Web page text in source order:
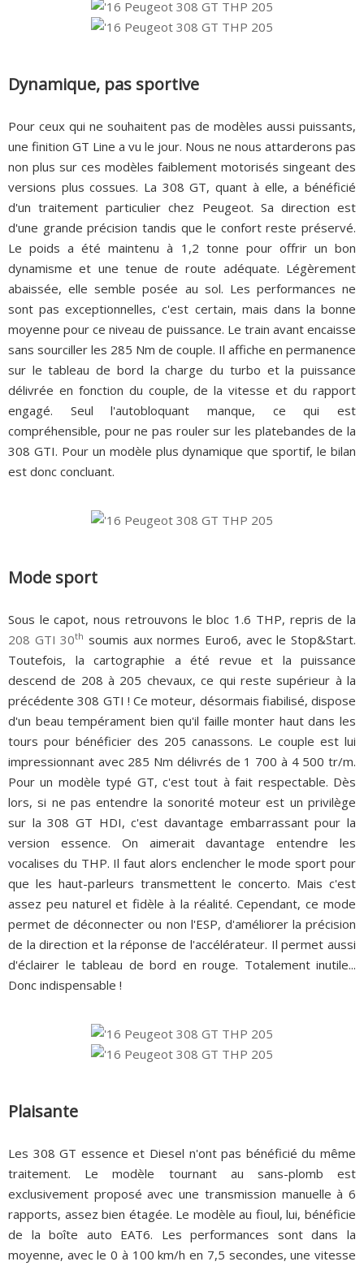
Dynamique, pas sportive
Pour ceux qui ne souhaitent pas de modèles aussi puissants,
une finition GT Line a vu le jour. Nous ne nous attarderons pas
non plus sur ces modèles faiblement motorisés singeant des
versions plus cossues. La 308 GT, quant à elle, a bénéficié
d'un traitement particulier chez Peugeot. Sa direction est
d'une grande précision tandis que le confort reste préservé.
Le poids a été maintenu à 1,2 tonne pour offrir un bon
dynamisme et une tenue de route adéquate. Légèrement
abaissée, elle semble posée au sol. Les performances ne
sont pas exceptionnelles, c'est certain, mais dans la bonne
moyenne pour ce niveau de puissance. Le train avant encaisse
sans sourciller les 285 Nm de couple. Il affiche en permanence
sur le tableau de bord la charge du turbo et la puissance
délivrée en fonction du couple, de la vitesse et du rapport
engagé. Seul l'autobloquant manque, ce qui est
compréhensible, pour ne pas rouler sur les platebandes de la
308 GTI. Pour un modèle plus dynamique que sportif, le bilan
est donc concluant.
Mode sport
Sous le capot, nous retrouvons le bloc 1.6 THP, repris de la
208 GTI 30th soumis aux normes Euro6, avec le Stop&Start.
Toutefois, la cartographie a été revue et la puissance
descend de 208 à 205 chevaux, ce qui reste supérieur à la
précédente 308 GTI ! Ce moteur, désormais fiabilisé, dispose
d'un beau tempérament bien qu'il faille monter haut dans les
tours pour bénéficier des 205 canassons. Le couple est lui
impressionnant avec 285 Nm délivrés de 1 700 à 4 500 tr/m.
Pour un modèle typé GT, c'est tout à fait respectable. Dès
lors, si ne pas entendre la sonorité moteur est un privilège
sur la 308 GT HDI, c'est davantage embarrassant pour la
version essence. On aimerait davantage entendre les
vocalises du THP. Il faut alors enclencher le mode sport pour
que les haut-parleurs transmettent le concerto. Mais c'est
assez peu naturel et fidèle à la réalité. Cependant, ce mode
permet de déconnecter ou non l'ESP, d'améliorer la précision
de la direction et la réponse de l'accélérateur. Il permet aussi
d'éclairer le tableau de bord en rouge. Totalement inutile...
Donc indispensable !
Plaisante
Les 308 GT essence et Diesel n'ont pas bénéficié du même
traitement. Le modèle tournant au sans-plomb est
exclusivement proposé avec une transmission manuelle à 6
rapports, assez bien étagée. Le modèle au fioul, lui, bénéficie
de la boîte auto EAT6. Les performances sont dans la
moyenne, avec le 0 à 100 km/h en 7,5 secondes, une vitesse